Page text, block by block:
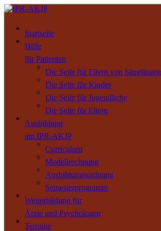
Startseite
Hilfe
für Patienten
Die Seite für Eltern von Säuglingen
Die Seite für Kinder
Die Seite für Jugendliche
Die Seite für Eltern
Ausbildung
am IPR-AKJP
Curriculum
Modellrechnung
Ausbildungsordnung
Semesterprogramm
Weiterbildung für
Ärzte und Psychologen
Termine